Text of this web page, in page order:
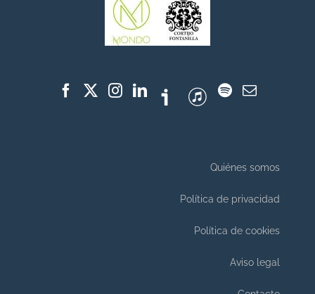
Quiénes somos
Política de privacidad
Política de cookies
Aviso legal